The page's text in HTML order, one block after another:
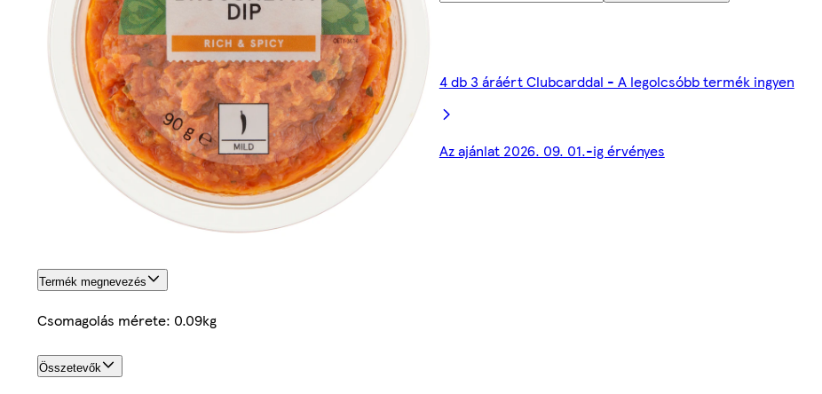
4 db 3 áráért Clubcarddal - A legolcsóbb termék ingyen
Az ajánlat 2026. 09. 01.-ig érvényes
Termék megnevezés
Csomagolás mérete: 0.09kg
Összetevők